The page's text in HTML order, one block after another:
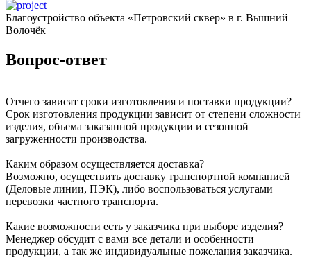
Благоустройство объекта «Петровский сквер» в г. Вышний
Волочёк
Вопрос-ответ
Отчего зависят сроки изготовления и поставки продукции?
Срок изготовления продукции зависит от степени сложности
изделия, объема заказанной продукции и сезонной
загруженности производства.
Каким образом осуществляется доставка?
Возможно, осуществить доставку транспортной компанией
(Деловые линии, ПЭК), либо воспользоваться услугами
перевозки частного транспорта.
Какие возможности есть у заказчика при выборе изделия?
Менеджер обсудит с вами все детали и особенности
продукции, а так же индивидуальные пожелания заказчика.